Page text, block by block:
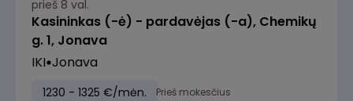
prieš 8 val.
Kasininkas (-ė) - pardavėjas (-a), Chemikų
g. 1, Jonava
IKI Jonava
1230 - 1325 €/mėn. Prieš mokesčius